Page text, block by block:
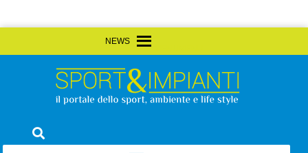
to
Sport&Impianti